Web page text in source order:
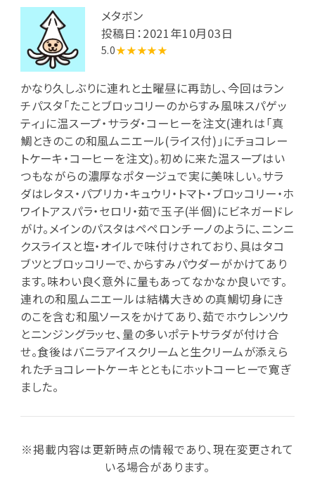
メタボン
投稿日：2021年10月03日
5.0★★★★★
かなり久しぶりに連れと土曜昼に再訪し、今回はラン
チパスタ「たことブロッコリーのからすみ風味スパゲッ
ティ」に温スープ・サラダ・コーヒーを注文(連れは「真
鯛ときのこの和風ムニエール(ライス付)」にチョコレー
トケーキ・コーヒーを注文)。初めに来た温スープはい
つもながらの濃厚なポタージュで実に美味しい。サラ
ダはレタス・パプリカ・キュウリ・トマト・ブロッコリー・ホ
ワイトアスパラ・セロリ・茹で玉子(半個)にビネガードレ
がけ。メインのパスタはペペロンチーノのように、ニンニ
クスライスと塩・オイルで味付けされており、具はタコ
ブツとブロッコリーで、からすみパウダーがかけてあり
ます。味わい良く意外に量もあってなかなか良いです。
連れの和風ムニエールは結構大きめの真鯛切身にき
のこを含む和風ソースをかけてあり、茹でホウレンソウ
とニンジングラッセ、量の多いポテトサラダが付け合
せ。食後はバニラアイスクリームと生クリームが添えら
れたチョコレートケーキとともにホットコーヒーで寛ぎ
ました。
※掲載内容は更新時点の情報であり、現在変更されて
いる場合があります。